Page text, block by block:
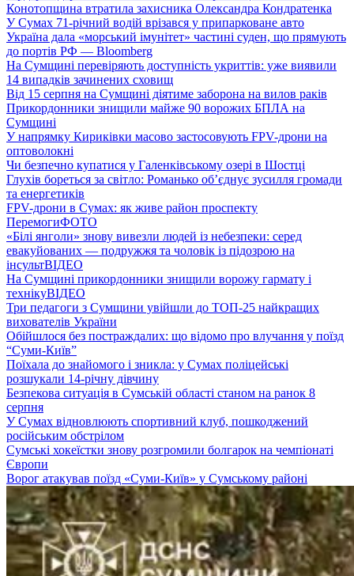
Конотопщина втратила захисника Олександра Кондратенка
У Сумах 71-річний водій врізався у припарковане авто
Україна дала «морський імунітет» частині суден, що прямують
до портів РФ — Bloomberg
На Сумщині перевіряють доступність укриттів: уже виявили
14 випадків зачинених сховищ
Від 15 серпня на Сумщині діятиме заборона на вилов раків
Прикордонники знищили майже 90 ворожих БПЛА на
Сумщині
У напрямку Кириківки масово застосовують FPV-дрони на
оптоволокні
Чи безпечно купатися у Галенківському озері в Шостці
Глухів бореться за світло: Романько об’єднує зусилля громади
та енергетиків
FPV-дрони в Сумах: як живе район проспекту
ПеремогиФОТО
«Білі янголи» знову вивезли людей із небезпеки: серед
евакуйованих — подружжя та чоловік із підозрою на
інсультВІДЕО
На Сумщині прикордонники знищили ворожу гармату і
технікуВІДЕО
Три педагоги з Сумщини увійшли до ТОП-25 найкращих
вихователів України
Обійшлося без постраждалих: що відомо про влучання у поїзд
“Суми-Київ”
Поїхала до знайомого і зникла: у Сумах поліцейські
розшукали 14-річну дівчину
Безпекова ситуація в Сумській області станом на ранок 8
серпня
У Сумах відновлюють спортивний клуб, пошкоджений
російським обстрілом
Сумські хокеїстки знову розгромили болгарок на чемпіонаті
Європи
Ворог атакував поїзд «Суми-Київ» у Сумському районі